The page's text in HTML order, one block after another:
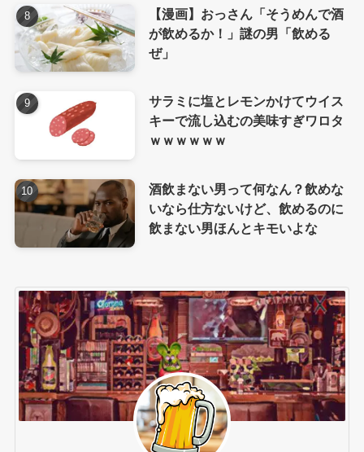
【漫画】おっさん「そうめんで酒
が飲めるか！」謎の男「飲める
ぜ」
サラミに塩とレモンかけてウイス
キーで流し込むの美味すぎワロタ
ｗｗｗｗｗｗ
酒飲まない男って何なん？飲めな
いなら仕方ないけど、飲めるのに
飲まない男ほんとキモいよな